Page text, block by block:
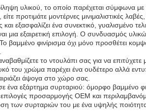
υλικού, το οποίο παρέχεται σύμφωνα με
είτε προτιμάτε μοντέρνες μινιμαλιστικές
εξασφαλίζει ένα συνεκτικό, γυαλισμένο
μια εξαιρετική επιλογή. Ο συνδυασμός
βαμμένο φινίρισμα όχι μόνο προσθέτει
το ντουλάπι σας για να
του χρώμα παρέχει ένα ουδέτερο αλλά
άψογα στο χώρο σας.
ένα εξάρτημα συρταριού: όμορφο βαμμένο
επιλογές προσαρμογής OEM και
των συρταριών του με ένα υψηλής